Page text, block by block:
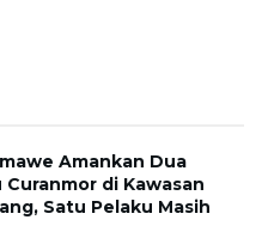
Amankan Dua
di Kawasan
Satu Pelaku Masih